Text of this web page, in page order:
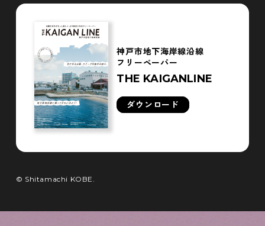
神戸市地下海岸線沿線
フリーペーパー
THE KAIGANLINE
ダウンロード
© Shitamachi KOBE.